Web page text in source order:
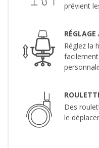
prévient
RÉGLAGE
Réglez la
Des
le